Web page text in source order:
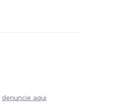
denuncie aqui